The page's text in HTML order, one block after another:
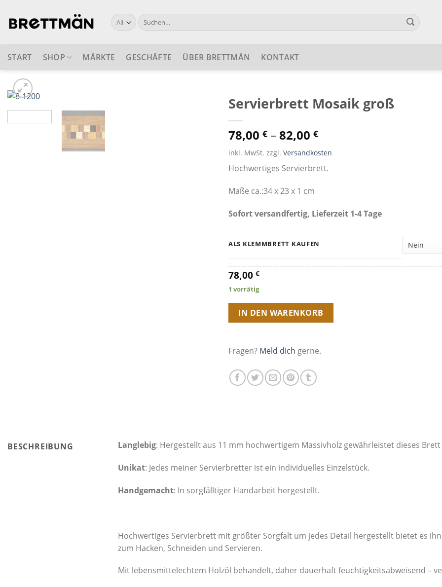
content
Suche
nach:
START SHOP MÄRKTE GESCHÄFTE ÜBER BRETTMÄN KONTAKT
Servierbrett Mosaik groß
78,00 €– 82,00 €
inkl. MwSt. zzgl. Versandkosten
Hochwertiges Servierbrett.
Maße ca.:34 x 23 x 1 cm
Sofort versandfertig, Lieferzeit 1-4 Tage
ALS KLEMMBRETT KAUFEN
78,00 €
1 vorrätig
IN DEN WARENKORB
Fragen? Meld dich gerne.
BESCHREIBUNG Langlebig: Hergestellt aus 11 mm hochwertigem Massivholz gewährleistet dieses
Unikat: Jedes meiner Servierbretter ist ein individuelles Einzelstück.
Handgemacht: In sorgfälltiger Handarbeit hergestellt.
Hochwertiges Servierbrett mit größter Sorgfalt um jedes Detail hergestellt bietet es
zum Hacken, Schneiden und Servieren.
Mit lebensmittelechtem Holzöl behandelt, daher dauerhaft feuchtigkeitsabweisend –